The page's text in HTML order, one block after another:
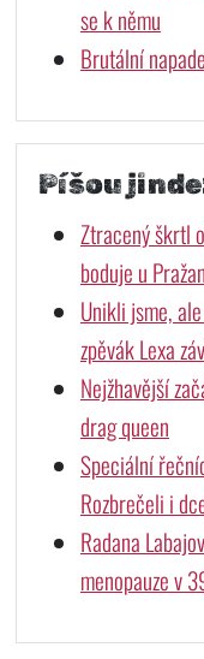
se k němu
Brutální
Píšou
Ztracený škrtl
boduje u
Unikli jsme,
zpěvák Lexa
Nejžhavější
drag queen
Speciální
Rozbrečeli i
Radana
menopauze v